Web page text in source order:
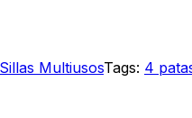
Sillas MultiusosTags: 4